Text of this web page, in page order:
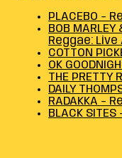
PLACEBO –
BOB
Reggae:
COTTON
OK
THE PRETTY
DAILY
RADAKKA –
BLACK